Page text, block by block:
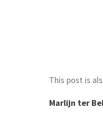
This post is
Marlijn ter